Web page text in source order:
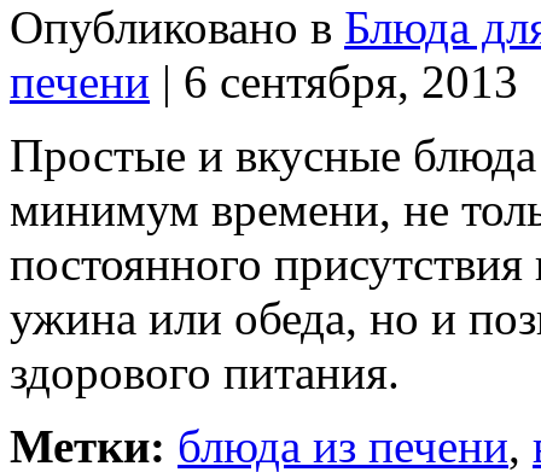
Опубликовано в Блюда
печени | 6 сентября, 2013
Простые и вкусные
минимум времени, не
постоянного
ужина или обеда, но и
здорового питания.
Метки: блюда из печени,